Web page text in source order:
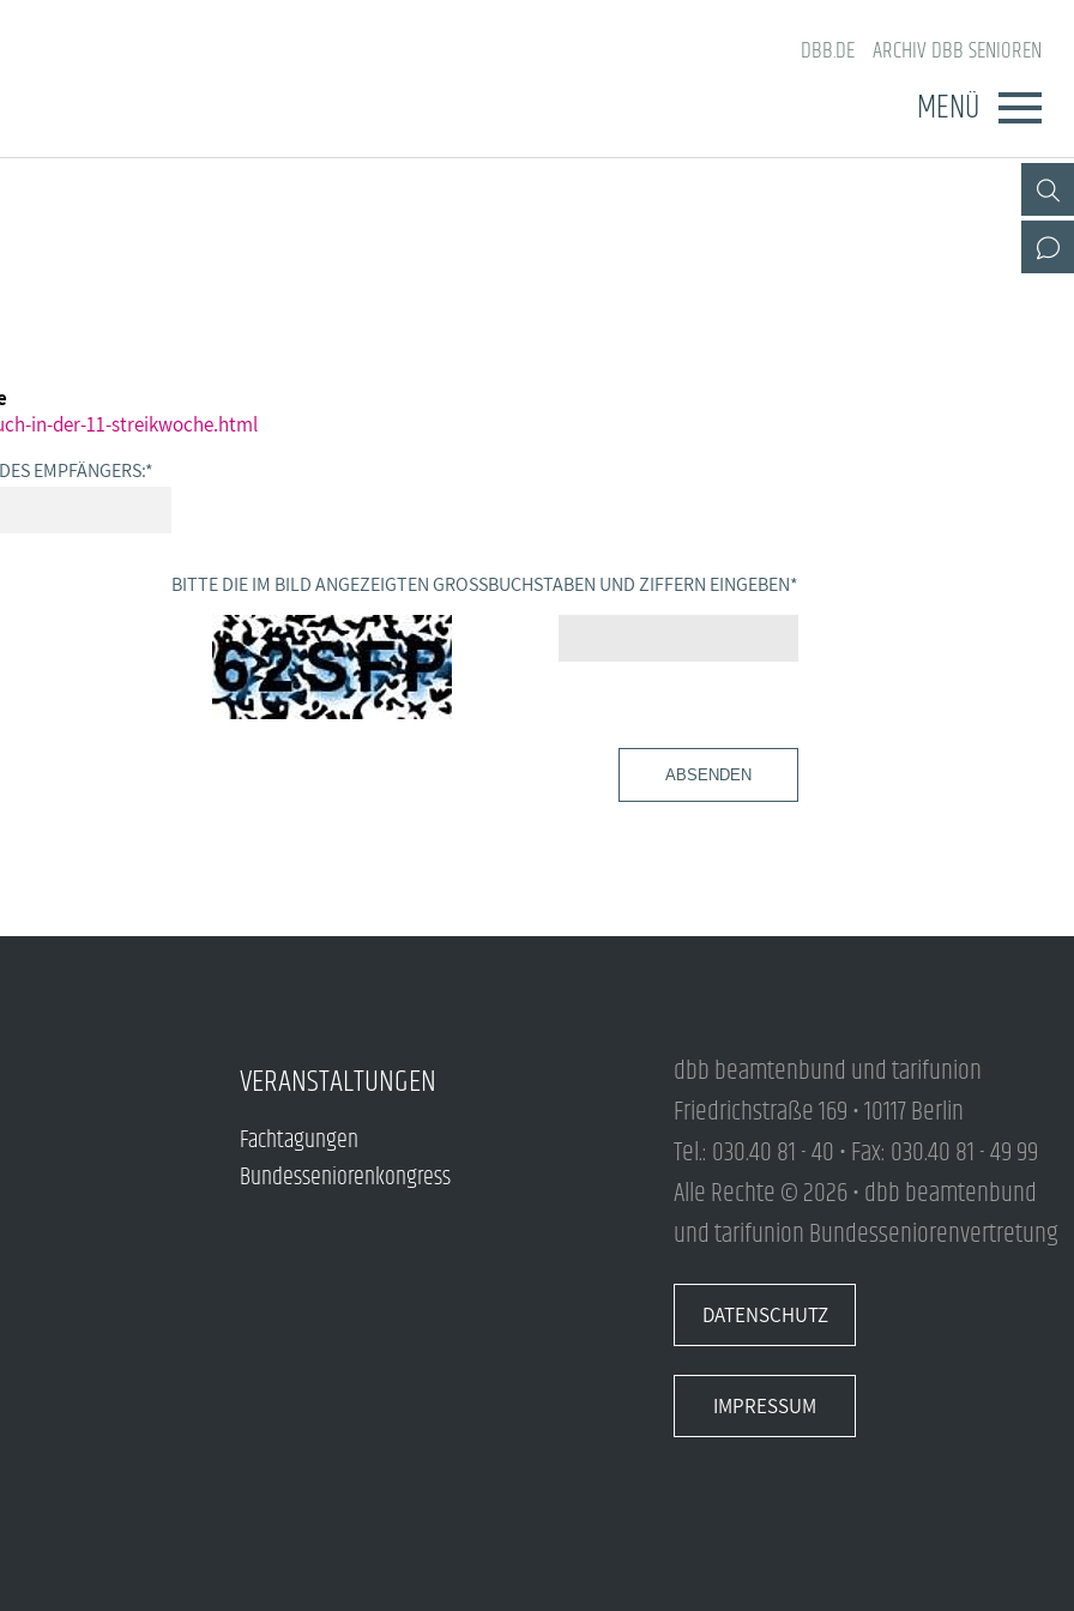
DBB.DE ARCHIV DBB SENIOREN
MENÜ
Geschäftsführung
Bundesseniorenkongress
in-der-11-streikwoche.html
EMPFÄNGERS:*
BITTE DIE IM BILD ANGEZEIGTEN GROSSBUCHSTABEN UND ZIFFERN EINGEBEN *
ABSENDEN
VERANSTALTUNGEN
Fachtagungen
Bundesseniorenkongress
dbb beamtenbund und tarifunion
Friedrichstraße 169 • 10117 Berlin
Tel.: 030.40 81 - 40 • Fax: 030.40 81 - 49 99
Alle Rechte © 2026 • dbb beamtenbund
und tarifunion Bundesseniorenvertretung
DATENSCHUTZ
IMPRESSUM